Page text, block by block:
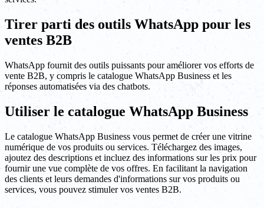
Tirer parti des outils WhatsApp pour les
ventes B2B
WhatsApp fournit des outils puissants pour améliorer vos efforts de
vente B2B, y compris le catalogue WhatsApp Business et les
réponses automatisées via des chatbots.
Utiliser le catalogue WhatsApp Business
Le catalogue WhatsApp Business vous permet de créer une vitrine
numérique de vos produits ou services. Téléchargez des images,
ajoutez des descriptions et incluez des informations sur les prix pour
fournir une vue complète de vos offres. En facilitant la navigation
des clients et leurs demandes d'informations sur vos produits ou
services, vous pouvez stimuler vos ventes B2B.